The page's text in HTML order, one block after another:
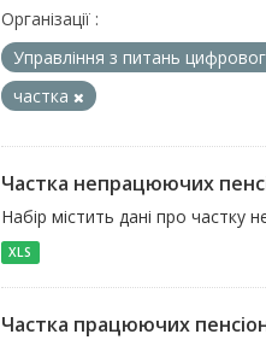
Організації :
Управління з питань
частка
Частка непрацюючих
Набір містить дані про частку
XLS
Частка працюючих